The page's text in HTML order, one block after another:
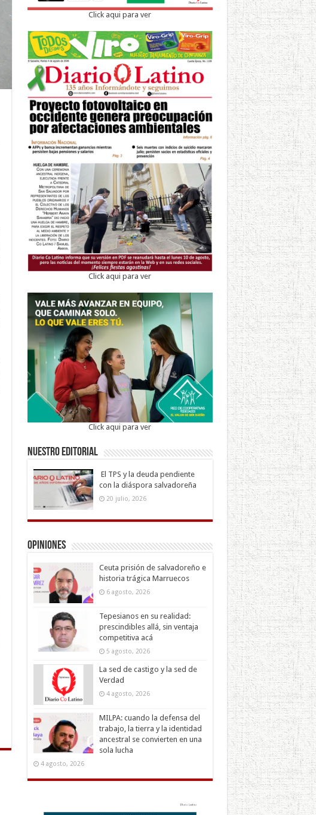
Click aqui para ver
Click aqui para ver
Click aqui para ver
Nuestro Editorial
El TPS y la deuda pendiente
con la diáspora salvadoreña
20 julio, 2026
Opiniones
Ceuta prisión de salvadoreño e
historia trágica Marruecos
6 agosto, 2026
Tepesianos en su realidad:
prescindibles allá, sin ventaja
competitiva acá
5 agosto, 2026
La sed de castigo y la sed de
Verdad
4 agosto, 2026
MILPA: cuando la defensa del
trabajo, la tierra y la identidad
ancestral se convierten en una
sola lucha
4 agosto, 2026